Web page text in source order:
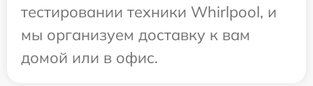
тестировании техники Whirlpool, и
мы организуем доставку к вам
домой или в офис.